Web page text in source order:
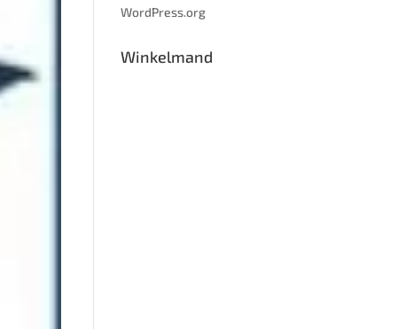
WordPress.org
Winkelmand